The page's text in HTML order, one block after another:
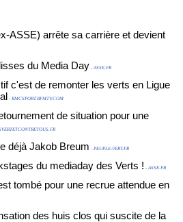
ASSE) arrête sa carrière et devient
du Media Day - ASSE.FR
c'est de remonter les verts en Ligue
- RMCSPORT.BFMTV.COM
de situation pour une
déjà Jakob Breum - PEUPLE-VERT.FR
du mediaday des Verts ! - ASSE.FR
tombé pour une recrue attendue en
des huis clos qui suscite de la